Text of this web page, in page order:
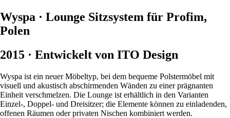
Wyspa · Lounge Sitzsystem für Profim,
Polen
2015 · Entwickelt von ITO Design
Wyspa ist ein neuer Möbeltyp, bei dem bequeme Polstermöbel mit
visuell und akustisch abschirmenden Wänden zu einer prägnanten
Einheit verschmelzen. Die Lounge ist erhältlich in den Varianten
Einzel-, Doppel- und Dreisitzer; die Elemente können zu einladenden,
offenen Räumen oder privaten Nischen kombiniert werden.